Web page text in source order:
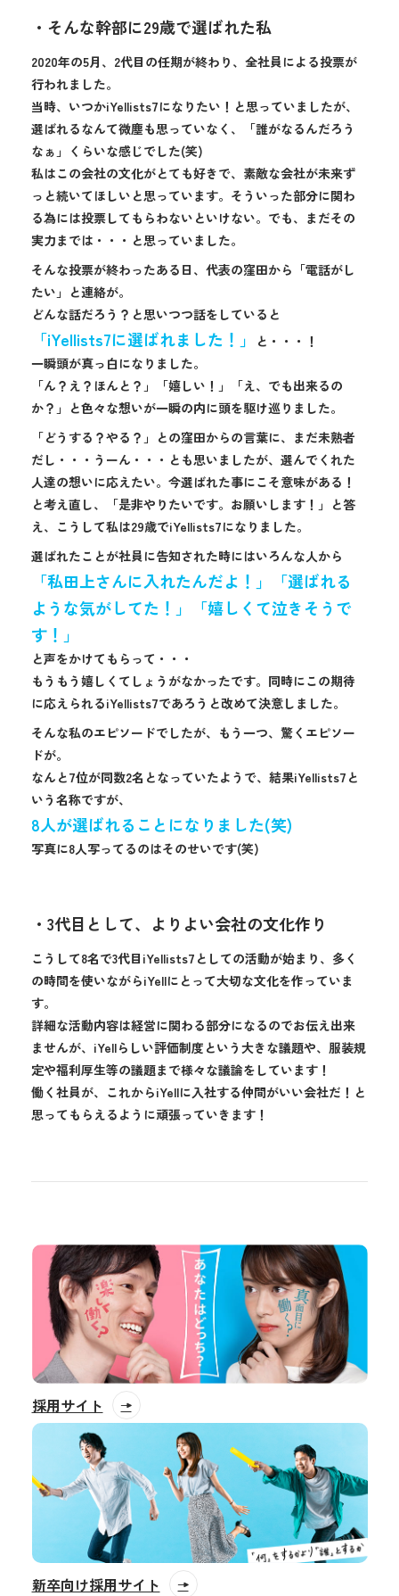
・そんな幹部に29歳で選ばれた私
2020年の5月、2代目の任期が終わり、全社員による投票が
行われました。
当時、いつかiYellists7になりたい！と思っていましたが、
選ばれるなんて微塵も思っていなく、「誰がなるんだろう
なぁ」くらいな感じでした(笑)
私はこの会社の文化がとても好きで、素敵な会社が未来ず
っと続いてほしいと思っています。そういった部分に関わ
る為には投票してもらわないといけない。でも、まだその
実力までは・・・と思っていました。
そんな投票が終わったある日、代表の窪田から「電話がし
たい」と連絡が。
どんな話だろう？と思いつつ話をしていると
「iYellists7に選ばれました！」
と・・・！
一瞬頭が真っ白になりました。
「ん？え？ほんと？」「嬉しい！」「え、でも出来るの
か？」と色々な想いが一瞬の内に頭を駆け巡りました。
「どうする？やる？」との窪田からの言葉に、まだ未熟者
だし・・・うーん・・・とも思いましたが、選んでくれた
人達の想いに応えたい。今選ばれた事にこそ意味がある！
と考え直し、「是非やりたいです。お願いします！」と答
え、こうして私は29歳でiYellists7になりました。
選ばれたことが社員に告知された時にはいろんな人から
「私田上さんに入れたんだよ！」「選ばれる
ような気がしてた！」「嬉しくて泣きそうで
す！」
と声をかけてもらって・・・
もうもう嬉しくてしょうがなかったです。同時にこの期待
に応えられるiYellists7であろうと改めて決意しました。
そんな私のエピソードでしたが、もう一つ、驚くエピソー
ドが。
なんと7位が同数2名となっていたようで、結果iYellists7と
いう名称ですが、
8人が選ばれることになりました(笑)
写真に8人写ってるのはそのせいです(笑)
・3代目として、よりよい会社の文化作り
こうして8名で3代目iYellists7としての活動が始まり、多く
の時間を使いながらiYellにとって大切な文化を作っていま
す。
詳細な活動内容は経営に関わる部分になるのでお伝え出来
ませんが、iYellらしい評価制度という大きな議題や、服装規
定や福利厚生等の議題まで様々な議論をしています！
働く社員が、これからiYellに入社する仲間がいい会社だ！と
思ってもらえるように頑張っていきます！
採用サイト
新卒向け採用サイト